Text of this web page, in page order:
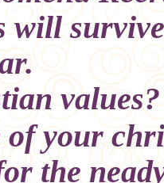
will
of your
the